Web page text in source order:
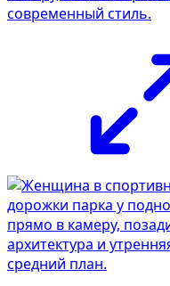
современный стиль.